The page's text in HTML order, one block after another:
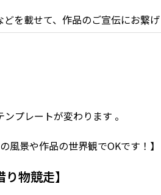
を載せて、作品のご宣伝にお繋げ
ンプレートが変わります 。
風景や作品の世界観でOKです！】
物競走】